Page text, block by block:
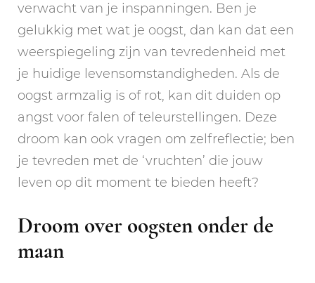
verwacht van je inspanningen. Ben je
gelukkig met wat je oogst, dan kan dat een
weerspiegeling zijn van tevredenheid met
je huidige levensomstandigheden. Als de
oogst armzalig is of rot, kan dit duiden op
angst voor falen of teleurstellingen. Deze
droom kan ook vragen om zelfreflectie; ben
je tevreden met de ‘vruchten’ die jouw
leven op dit moment te bieden heeft?
Droom over oogsten onder de
maan